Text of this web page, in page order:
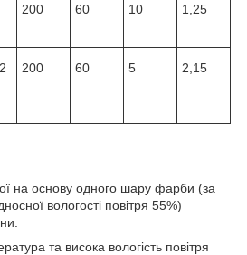
200 60 10 1,25
200 60 5 2,15
на основу одного шару фарби (за
вологості повітря 55%)
та висока вологість повітря